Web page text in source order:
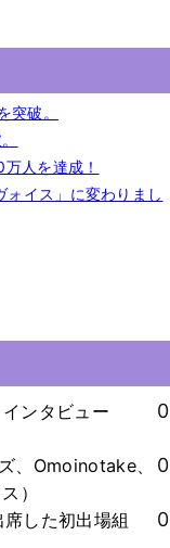
破。
人を達成！
イス」に変わりまし
ンタビュー
0
、Omoinotake、
）
0
席した初出場組
0